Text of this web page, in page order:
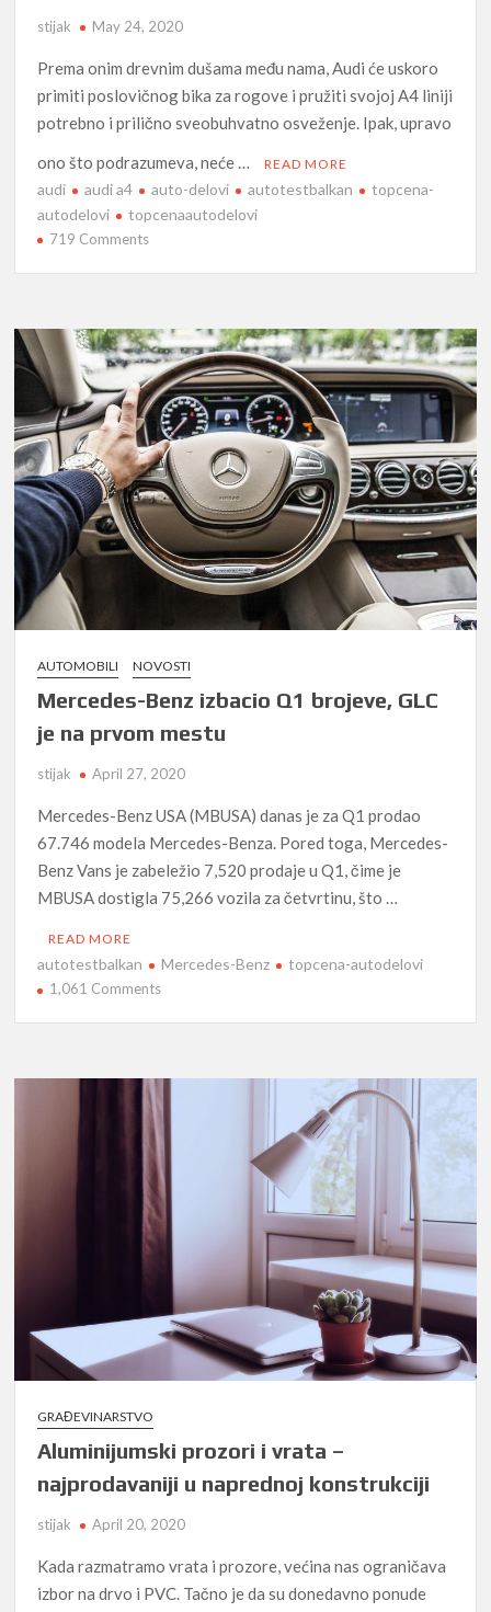
stijak May 24, 2020
Prema onim drevnim dušama među nama, Audi će uskoro
primiti poslovičnog bika za rogove i pružiti svojoj A4 liniji
potrebno i prilično sveobuhvatno osveženje. Ipak, upravo
ono što podrazumeva, neće …
READ MORE
audi audi a4 auto-delovi autotestbalkan
topcena-
autodelovi
topcenaautodelovi
719 Commentson
Pregled
AUTOMOBILI NOVOSTI
Mercedes-Benz izbacio Q1 brojeve, GLC
je na prvom mestu
stijak April 27, 2020
Mercedes-Benz USA (MBUSA) danas je za Q1 prodao
67.746 modela Mercedes-Benza. Pored toga, Mercedes-
Benz Vans je zabeležio 7,520 prodaje u Q1, čime je
MBUSA dostigla 75,266 vozila za četvrtinu, što …
READ MORE
autotestbalkan Mercedes-Benz topcena-autodelovi
1,061 Commentson
Q1
brojeve,
na
GRAĐEVINARSTVO
Aluminijumski prozori i vrata –
najprodavaniji u naprednoj konstrukciji
stijak April 20, 2020
Kada razmatramo vrata i prozore, većina nas ograničava
izbor na drvo i PVC. Tačno je da su donedavno ponude